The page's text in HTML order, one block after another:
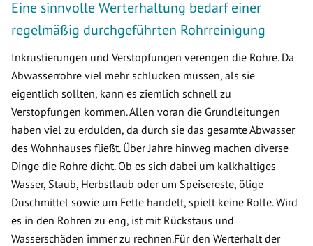
Eine sinnvolle Werterhaltung bedarf einer
regelmäßig durchgeführten Rohrreinigung
Inkrustierungen und Verstopfungen verengen die Rohre. Da
Abwasserrohre viel mehr schlucken müssen, als sie
eigentlich sollten, kann es ziemlich schnell zu
Verstopfungen kommen. Allen voran die Grundleitungen
haben viel zu erdulden, da durch sie das gesamte Abwasser
des Wohnhauses fließt. Über Jahre hinweg machen diverse
Dinge die Rohre dicht. Ob es sich dabei um kalkhaltiges
Wasser, Staub, Herbstlaub oder um Speisereste, ölige
Duschmittel sowie um Fette handelt, spielt keine Rolle. Wird
es in den Rohren zu eng, ist mit Rückstaus und
Wasserschäden immer zu rechnen.Für den Werterhalt der